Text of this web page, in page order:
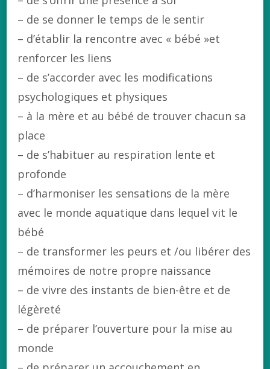
– de se donner le temps de le sentir
– d’établir la rencontre avec « bébé »et
renforcer les liens
– de s’accorder avec les modifications
psychologiques et physiques
– à la mère et au bébé de trouver chacun sa
place
– de s’habituer au respiration lente et
profonde
– d’harmoniser les sensations de la mère
avec le monde aquatique dans lequel vit le
bébé
– de transformer les peurs et /ou libérer des
mémoires de notre propre naissance
– de vivre des instants de bien-être et de
légèreté
– de préparer l’ouverture pour la mise au
monde